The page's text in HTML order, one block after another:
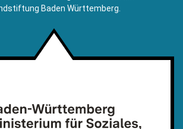
Baden Württemberg.